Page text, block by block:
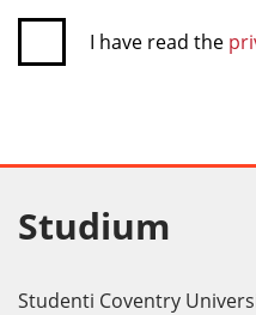
I have read the
Studium
Studenti Coventry